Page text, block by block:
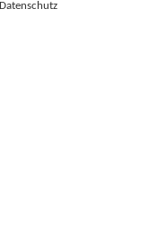
Datenschutz